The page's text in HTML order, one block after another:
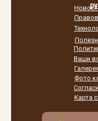
Карта
Фото
Ваши